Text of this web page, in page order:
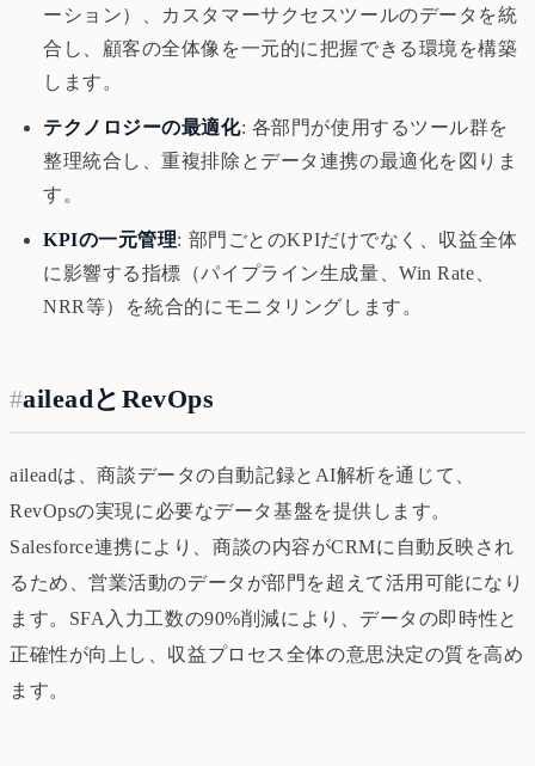
ーション）、カスタマーサクセスツールのデータを統
合し、顧客の全体像を一元的に把握できる環境を構築
します。
テクノロジーの最適化: 各部門が使用するツール群を
整理統合し、重複排除とデータ連携の最適化を図りま
す。
KPIの一元管理: 部門ごとのKPIだけでなく、収益全体
に影響する指標（パイプライン生成量、Win Rate、
NRR等）を統合的にモニタリングします。
#aileadとRevOps
aileadは、商談データの自動記録とAI解析を通じて、
RevOpsの実現に必要なデータ基盤を提供します。
Salesforce連携により、商談の内容がCRMに自動反映され
るため、営業活動のデータが部門を超えて活用可能になり
ます。SFA入力工数の90%削減により、データの即時性と
正確性が向上し、収益プロセス全体の意思決定の質を高め
ます。